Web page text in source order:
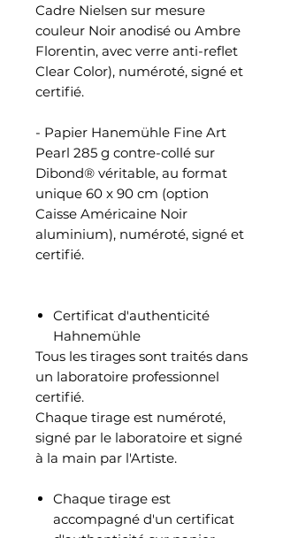
Cadre Nielsen sur mesure
couleur Noir anodisé ou Ambre
Florentin, avec verre anti-reflet
Clear Color), numéroté, signé et
certifié.
- Papier Hanemühle Fine Art
Pearl 285 g contre-collé sur
Dibond® véritable, au format
unique 60 x 90 cm (option
Caisse Américaine Noir
aluminium), numéroté, signé et
certifié.
Certificat d'authenticité
Hahnemühle
Tous les tirages sont traités dans
un laboratoire professionnel
certifié.
Chaque tirage est numéroté,
signé par le laboratoire et signé
à la main par l'Artiste.
Chaque tirage est
accompagné d'un certificat